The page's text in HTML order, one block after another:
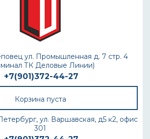
ул. Промышленная д. 7 стр. 4
ТК Деловые Линии)
+7(901)372-44-27
Корзина пуста
ул. Варшавская, д5 к2, офис
301